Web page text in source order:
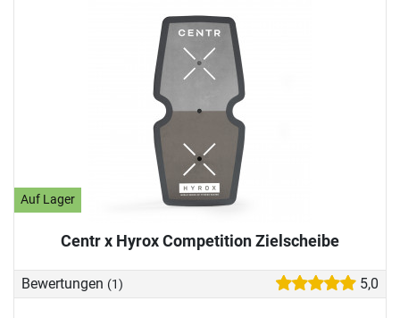
Auf Lager
Centr x Hyrox Competition Zielscheibe
Bewertungen (1) 5,0